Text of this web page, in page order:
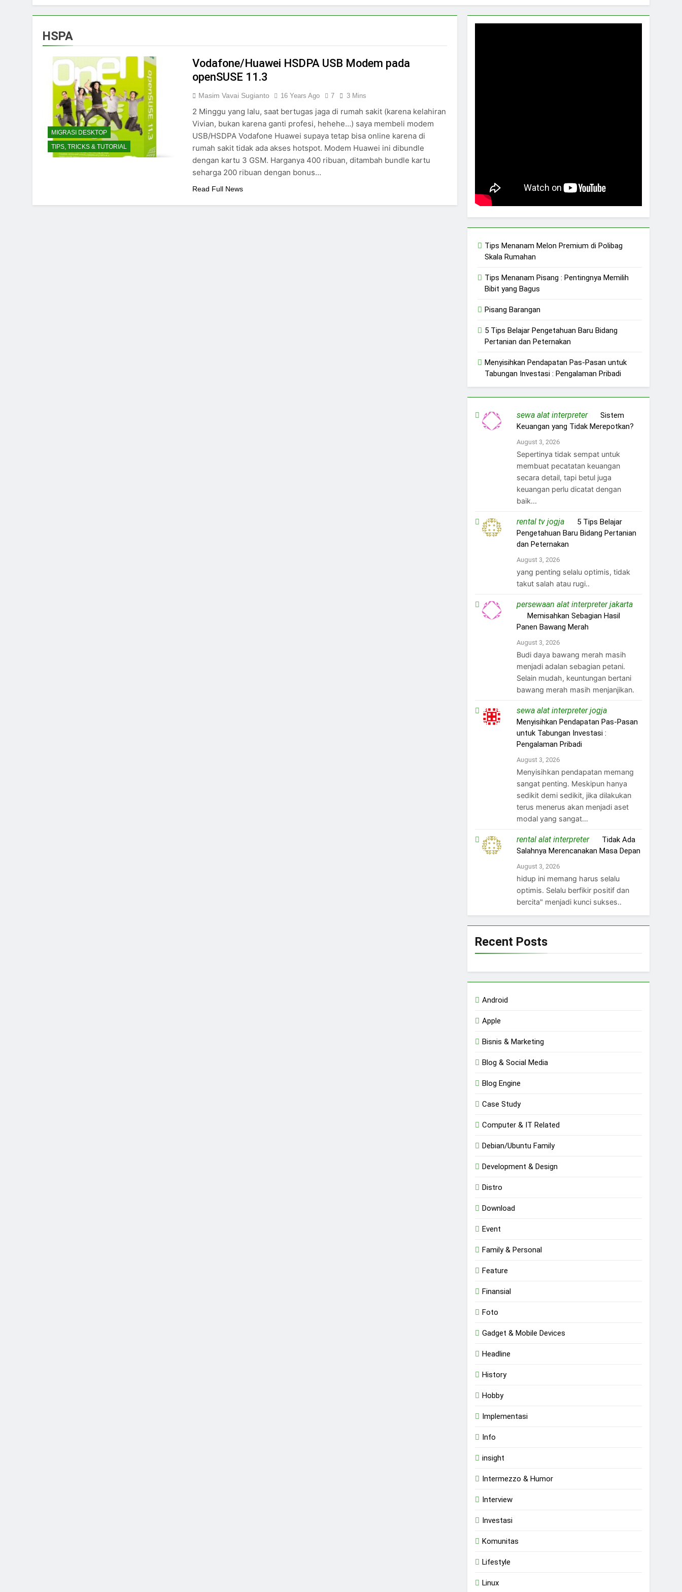
HSPA
MIGRASI DESKTOP
TIPS, TRICKS & TUTORIAL
Vodafone/Huawei HSDPA USB Modem pada
openSUSE 11.3
Masim Vavai Sugianto 16 Years Ago 7 3 Mins
2 Minggu yang lalu, saat bertugas jaga di rumah sakit (karena kelahiran
Vivian, bukan karena ganti profesi, hehehe…) saya membeli modem
USB/HSDPA Vodafone Huawei supaya tetap bisa online karena di
rumah sakit tidak ada akses hotspot. Modem Huawei ini dibundle
dengan kartu 3 GSM. Harganya 400 ribuan, ditambah bundle kartu
seharga 200 ribuan dengan bonus…
Read Full News
Tips Menanam Melon Premium di Polibag
Skala Rumahan
Tips Menanam Pisang : Pentingnya Memilih
Bibit yang Bagus
Pisang Barangan
5 Tips Belajar Pengetahuan Baru Bidang
Pertanian dan Peternakan
Menyisihkan Pendapatan Pas-Pasan untuk
Tabungan Investasi : Pengalaman Pribadi
sewa alat interpreteron Sistem
Keuangan yang Tidak Merepotkan?
August 3, 2026
Sepertinya tidak sempat untuk
membuat pecatatan keuangan
secara detail, tapi betul juga
keuangan perlu dicatat dengan
baik...
rental tv jogjaon 5 Tips Belajar
Pengetahuan Baru Bidang Pertanian
dan Peternakan
August 3, 2026
yang penting selalu optimis, tidak
takut salah atau rugi..
persewaan alat interpreter jakarta
Memisahkan Sebagian Hasil
Panen Bawang Merah
August 3, 2026
Budi daya bawang merah masih
menjadi adalan sebagian petani.
Selain mudah, keuntungan bertani
bawang merah masih menjanjikan.
sewa alat interpreter jogjaon
Menyisihkan Pendapatan Pas-Pasan
untuk Tabungan Investasi :
Pengalaman Pribadi
August 3, 2026
Menyisihkan pendapatan memang
sangat penting. Meskipun hanya
sedikit demi sedikit, jika dilakukan
terus menerus akan menjadi aset
modal yang sangat…
rental alat interpreteron Tidak Ada
Salahnya Merencanakan Masa Depan
August 3, 2026
hidup ini memang harus selalu
optimis. Selalu berfikir positif dan
bercita" menjadi kunci sukses..
Recent Posts
Android
Apple
Bisnis & Marketing
Blog & Social Media
Blog Engine
Case Study
Computer & IT Related
Debian/Ubuntu Family
Development & Design
Distro
Download
Event
Family & Personal
Feature
Finansial
Foto
Gadget & Mobile Devices
Headline
History
Hobby
Implementasi
Info
insight
Intermezzo & Humor
Interview
Investasi
Komunitas
Lifestyle
Linux